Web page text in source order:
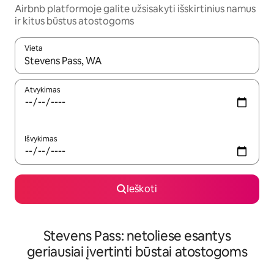
Airbnb platformoje galite užsisakyti išskirtinius namus
ir kitus būstus atostogoms
Vieta
Kai pasirodys paieškos rezultatai, juos naršyti galite
Atvykimas
Išvykimas
Ieškoti
Stevens Pass: netoliese esantys
geriausiai įvertinti būstai atostogoms